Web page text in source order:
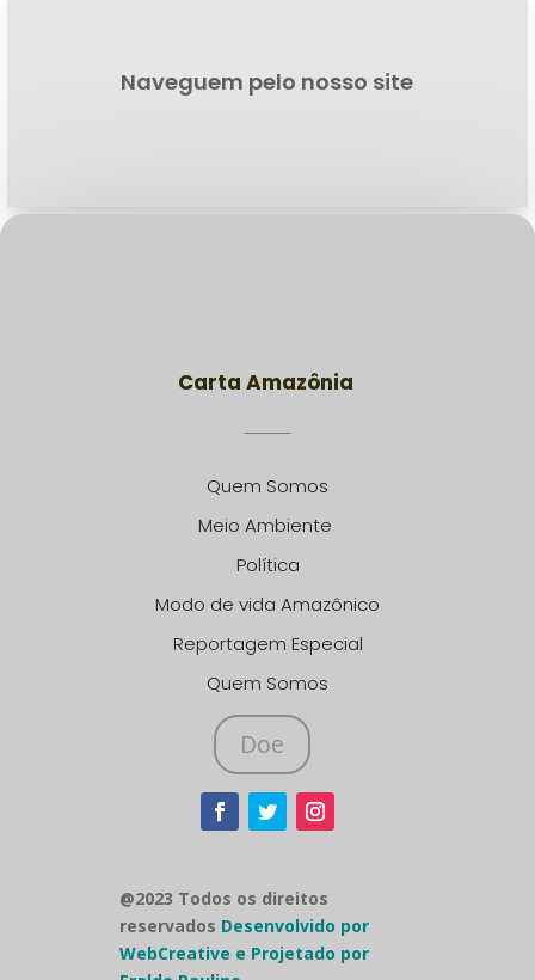
Naveguem pelo nosso site
Carta Amazônia
Quem Somos
Meio Ambiente
Política
Modo de vida Amazônico
Reportagem Especial
Quem Somos
Doe
@2023 Todos os direitos
reservados Desenvolvido por
WebCreative e Projetado por